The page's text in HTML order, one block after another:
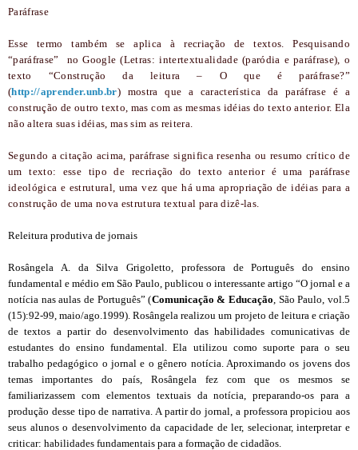
Paráfrase
Esse termo também se aplica à recriação de textos. Pesquisando
“paráfrase” no Google (Letras: intertextualidade (paródia e paráfrase), o
texto “Construção da leitura – O que é paráfrase?”
(http://aprender.unb.br) mostra que a característica da paráfrase é a
construção de outro texto, mas com as mesmas idéias do texto anterior. Ela
não altera suas idéias, mas sim as reitera.
Segundo a citação acima, paráfrase significa resenha ou resumo crítico de
um texto: esse tipo de recriação do texto anterior é uma paráfrase
ideológica e estrutural, uma vez que há uma apropriação de idéias para a
construção de uma nova estrutura textual para dizê-las.
Releitura produtiva de jornais
Rosângela A. da Silva Grigoletto, professora de Português do ensino
fundamental e médio em São Paulo, publicou o interessante artigo “O jornal e a
notícia nas aulas de Português” (Comunicação & Educação , São Paulo, vol.5
(15):92-99, maio/ago.1999). Rosângela realizou um projeto de leitura e criação
de textos a partir do desenvolvimento das habilidades comunicativas de
estudantes do ensino fundamental. Ela utilizou como suporte para o seu
trabalho pedagógico o jornal e o gênero notícia. Aproximando os jovens dos
temas importantes do país, Rosângela fez com que os mesmos se
familiarizassem com elementos textuais da notícia, preparando-os para a
produção desse tipo de narrativa. A partir do jornal, a professora propiciou aos
seus alunos o desenvolvimento da capacidade de ler, selecionar, interpretar e
criticar: habilidades fundamentais para a formação de cidadãos.